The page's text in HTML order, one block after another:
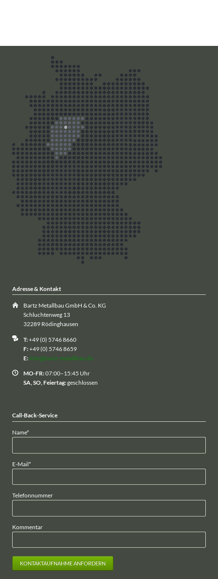
Adresse & Kontakt
Bartz Metallbau GmbH & Co. KG
Schluchtenweg 13
32289 Rödinghausen
T:+49 (0) 5746 8660
F:+49 (0) 5746 8659
E: info@bartz-metallbau.de
MO-FR:07:00–15:45 Uhr
SA, SO, Feiertag:geschlossen
Call-Back-Service
Pflichtfeld
Name*
Pflichtfeld
E-Mail*
Telefonnummer
Kommentar
KONTAKTAUFNAHME ANFORDERN